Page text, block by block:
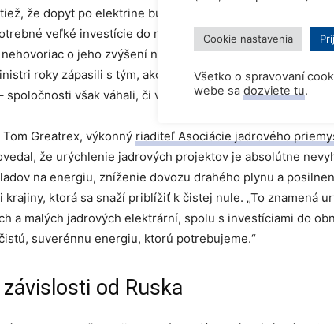
že dopyt po elektrine bude v nasledujúcom desaťročí
veľké investície do nových elektrární, aby sa
o jeho zvýšení na rekordnú úroveň o niečo
roky zápasili s tým, ako prilákať súkromný kapitál na
spoločnosti však váhali, či vystaviť penzijné a poistné
Greatrex, výkonný riaditeľ Asociácie jadrového
že urýchlenie jadrových projektov je absolútne
na energiu, zníženie dovozu drahého plynu a
krajiny, ktorá sa snaží priblížiť k čistej nule. „To znamená
a malých jadrových elektrární, spolu s investíciami do
suverénnu energiu, ktorú potrebujeme.“
od Ruska
Cookie nastavenia
Všetko o spravovaní
webe sa dozviete tu.